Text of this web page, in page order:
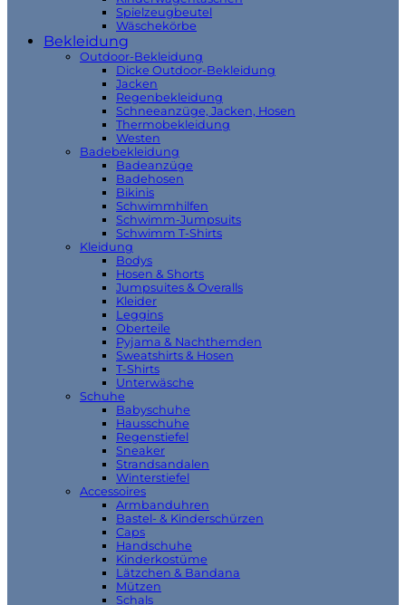
Spielzeugbeutel
Wäschekörbe
Bekleidung
Outdoor-Bekleidung
Dicke Outdoor-Bekleidung
Jacken
Regenbekleidung
Schneeanzüge, Jacken, Hosen
Thermobekleidung
Westen
Badebekleidung
Badeanzüge
Badehosen
Bikinis
Schwimmhilfen
Schwimm-Jumpsuits
Schwimm T-Shirts
Kleidung
Bodys
Hosen & Shorts
Jumpsuites & Overalls
Kleider
Leggins
Oberteile
Pyjama & Nachthemden
Sweatshirts & Hosen
T-Shirts
Unterwäsche
Schuhe
Babyschuhe
Hausschuhe
Regenstiefel
Sneaker
Strandsandalen
Winterstiefel
Accessoires
Armbanduhren
Bastel- & Kinderschürzen
Caps
Handschuhe
Kinderkostüme
Lätzchen & Bandana
Mützen
Schals